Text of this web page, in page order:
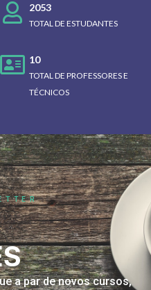
2053
TOTAL DE ESTUDANTES
10
TOTAL DE PROFESSORES E
TÉCNICOS
a par de novos cursos,